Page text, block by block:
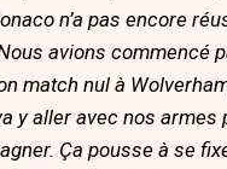
n’a pas encore
avions commencé
match nul à
y aller avec nos armes
Ça pousse à se